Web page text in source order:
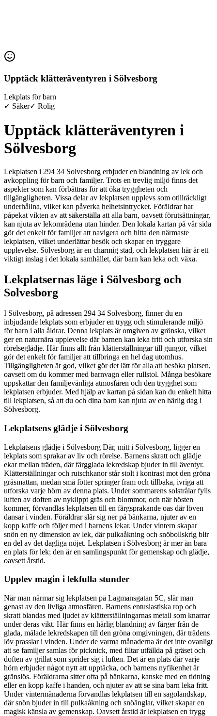
Upptäck klätteräventyren i Sölvesborg
Lekplats för barn
✓ Säker✓ Rolig
Upptäck klätteräventyren i
Sölvesborg
Lekplatsen i 294 34 Solvesborg erbjuder en blandning av lek och
avkoppling för barn och familjer. Trots en trevlig miljö finns det
aspekter som kan förbättras för att öka tryggheten och
tillgängligheten. Vissa delar av lekplatsen upplevs som otillräckligt
underhållna, vilket kan påverka helhetsintrycket. Föräldrar har
påpekat vikten av att säkerställa att alla barn, oavsett förutsättningar,
kan njuta av lekområdena utan hinder. Den lokala kartan på vår sida
gör det enkelt för familjer att navigera och hitta den närmaste
lekplatsen, vilket underlättar besök och skapar en tryggare
upplevelse. Sölvesborg är en charmig stad, och lekplatsen här är ett
viktigt inslag i det lokala samhället, där barn kan leka och växa.
Lekplatsernas läge i Sölvesborg och
Solvesborg
I Sölvesborg, på adressen 294 34 Solvesborg, finner du en
inbjudande lekplats som erbjuder en trygg och stimulerande miljö
för barn i alla åldrar. Denna lekplats är omgiven av grönska, vilket
ger en naturnära upplevelse där barnen kan leka fritt och utforska sin
rörelseglädje. Här finns allt från klätterställningar till gungor, vilket
gör det enkelt för familjer att tillbringa en hel dag utomhus.
Tillgängligheten är god, vilket gör det lätt för alla att besöka platsen,
oavsett om du kommer med barnvagn eller rullstol. Många besökare
uppskattar den familjevänliga atmosfären och den trygghet som
lekplatsen erbjuder. Med hjälp av kartan på sidan kan du enkelt hitta
till lekplatsen, så att du och dina barn kan njuta av en härlig dag i
Sölvesborg.
Lekplatsens glädje i Sölvesborg
Lekplatsens glädje i Sölvesborg Där, mitt i Sölvesborg, ligger en
lekplats som sprakar av liv och rörelse. Barnens skratt och glädje
ekar mellan träden, där färgglada lekredskap bjuder in till äventyr.
Klätterställningar och rutschkanor står stolt i kontrast mot den gröna
gräsmattan, medan små fötter springer fram och tillbaka, ivriga att
utforska varje hörn av denna plats. Under sommarens solstrålar fylls
luften av doften av nyklippt gräs och blommor, och när hösten
kommer, förvandlas lekplatsen till en färgsprakande oas där löven
dansar i vinden. Föräldrar slår sig ner på bänkarna, njuter av en
kopp kaffe och följer med i barnens lekar. Under vintern skapar
snön en ny dimension av lek, där pulkaåkning och snöbollskrig blir
en del av det dagliga nöjet. Lekplatsen i Sölvesborg är mer än bara
en plats för lek; den är en samlingspunkt för gemenskap och glädje,
oavsett årstid.
Upplev magin i lekfulla stunder
När man närmar sig lekplatsen på Lagmansgatan 5C, slår man
genast av den livliga atmosfären. Barnens entusiastiska rop och
skratt blandas med ljudet av klätterställningarnas metall som knarrar
under deras vikt. Här finns en härlig blandning av färger från de
glada, målade lekredskapen till den gröna omgivningen, där trädens
löv prasslar i vinden. Under de varma månaderna är det inte ovanligt
att se familjer samlas för picknick, med filtar utfällda på gräset och
doften av grillat som sprider sig i luften. Det är en plats där varje
hörn erbjuder något nytt att upptäcka, och barnens nyfikenhet är
gränslös. Föräldrarna sitter ofta på bänkarna, kanske med en tidning
eller en kopp kaffe i handen, och njuter av att se sina barn leka fritt.
Under vintermånaderna förvandlas lekplatsen till en sagolandskap,
där snön bjuder in till pulkaåkning och snöänglar, vilket skapar en
magisk känsla av gemenskap. Oavsett årstid är lekplatsen en trygg